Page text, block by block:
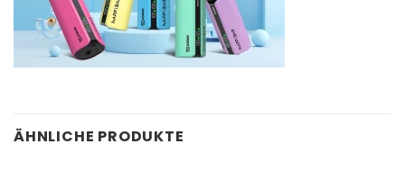
ÄHNLICHE PRODUKTE